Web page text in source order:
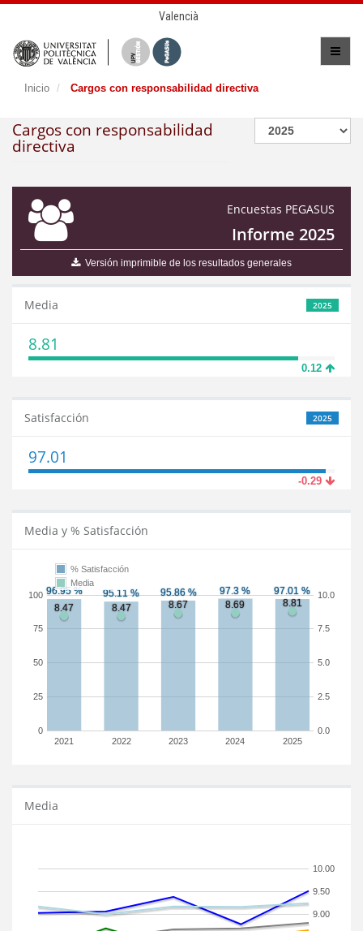
Valencià
Inicio Cargos con responsabilidad directiva
Cargos con responsabilidad
directiva
Encuestas PEGASUS
Informe 2025
Versión imprimible de los resultados generales
2025
Media
8.81
0.12
2025
Satisfacción
97.01
-0.29
Media y % Satisfacción
2021 2022 2023 2024 2025
0
25
50
75
100
0.0
2.5
5.0
7.5
10.0
% Satisfacción
Media
Media
9.00
9.50
10.00